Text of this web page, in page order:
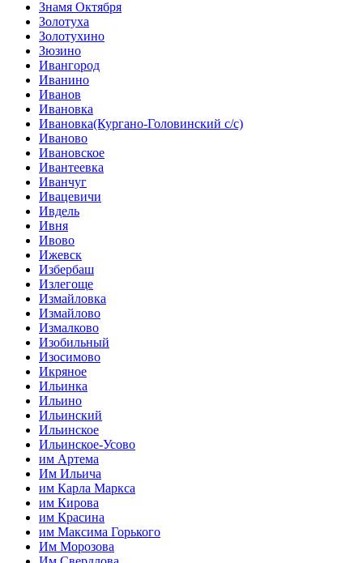
Знамя Октября
Золотуха
Золотухино
Зюзино
Ивангород
Иванино
Иванов
Ивановка
Ивановка(Кургано-Головинский с/с)
Иваново
Ивановское
Ивантеевка
Иванчуг
Ивацевичи
Ивдель
Ивня
Ивово
Ижевск
Избербаш
Излегоще
Измайловка
Измайлово
Измалково
Изобильный
Изосимово
Икряное
Ильинка
Ильино
Ильинский
Ильинское
Ильинское-Усово
им Артема
Им Ильича
им Карла Маркса
им Кирова
им Красина
им Максима Горького
Им Морозова